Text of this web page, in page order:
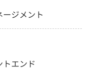
ジメント
エンド